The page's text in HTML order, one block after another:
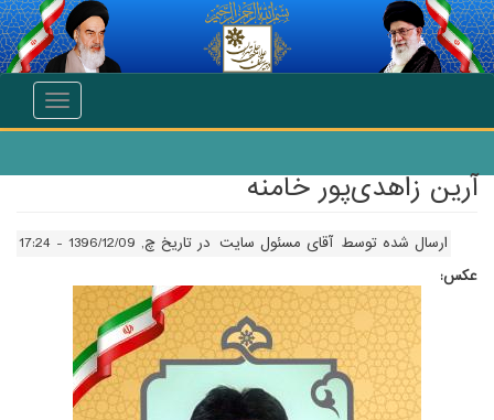
انتقال به محتوای اصلی
Toggle
آرین زاهدی‌پور خامنه
ارسال شده توسط آقای مسئول سایت در تاریخ چ, 1396/12/09 - 17:24
عکس: